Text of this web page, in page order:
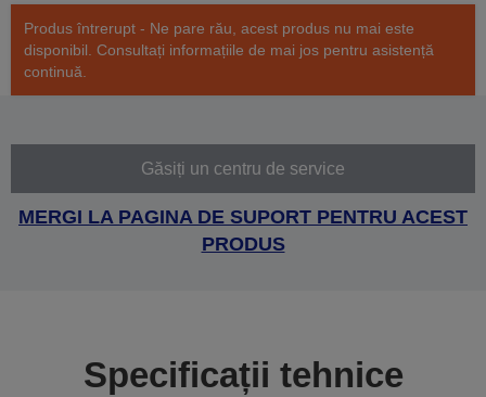
Produs întrerupt - Ne pare rău, acest produs nu mai este
disponibil. Consultați informațiile de mai jos pentru asistență
continuă.
Găsiți un centru de service
MERGI LA PAGINA DE SUPORT PENTRU ACEST
PRODUS
Specificații tehnice